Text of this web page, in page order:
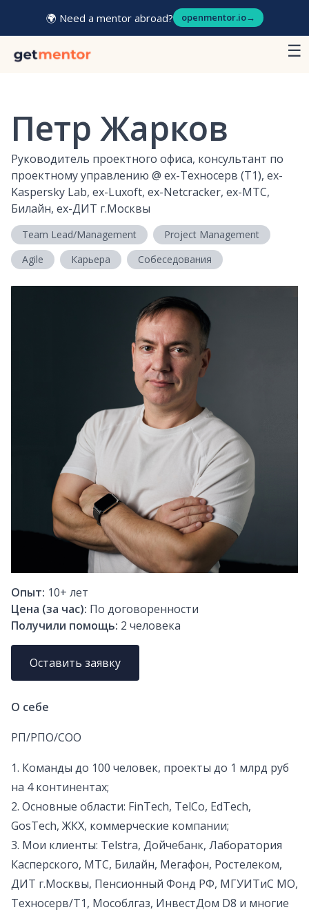
🌍 Need a mentor abroad? openmentor.io→
☰
Петр Жарков
Руководитель проектного офиса, консультант по
проектному управлению @ ex-Техносерв (T1), ex-
Kaspersky Lab, ex-Luxoft, ex-Netcracker, ex-МТС,
Билайн, ex-ДИТ г.Москвы
Team Lead/Management
Project Management
Agile
Карьера Собеседования
Опыт: 10+ лет
Цена (за час): По договоренности
Получили помощь: 2 человека
Оставить заявку
О себе
РП/РПО/СОО
1. Команды до 100 человек, проекты до 1 млрд руб
на 4 континентах;
2. Основные области: FinTech, TelCo, EdTech,
GosTech, ЖКХ, коммерческие компании;
3. Мои клиенты: Telstra, Дойчебанк, Лаборатория
Касперского, МТС, Билайн, Мегафон, Ростелеком,
ДИТ г.Москвы, Пенсионный Фонд РФ, МГУИТиС МО,
Техносерв/Т1, Мособлгаз, ИнвестДом D8 и многие